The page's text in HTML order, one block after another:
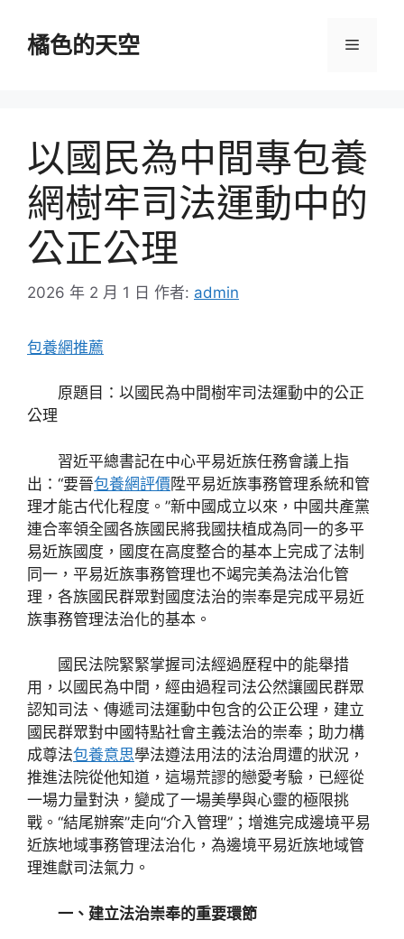
橘色的天空 選
以國民為中間專包養
網樹牢司法運動中的
公正公理
2026 年 2 月 1 日 作者: admin
包養網推薦
原題目：以國民為中間樹牢司法運動中的公正
公理
習近平總書記在中心平易近族任務會議上指
出：“要晉包養網評價陞平易近族事務管理系統和管
理才能古代化程度。”新中國成立以來，中國共產黨
連合率領全國各族國民將我國扶植成為同一的多平
易近族國度，國度在高度整合的基本上完成了法制
同一，平易近族事務管理也不竭完美為法治化管
理，各族國民群眾對國度法治的崇奉是完成平易近
族事務管理法治化的基本。
國民法院緊緊掌握司法經過歷程中的能舉措
用，以國民為中間，經由過程司法公然讓國民群眾
認知司法、傳遞司法運動中包含的公正公理，建立
國民群眾對中國特點社會主義法治的崇奉；助力構
成尊法包養意思學法遵法用法的法治周遭的狀況，
推進法院從他知道，這場荒謬的戀愛考驗，已經從
一場力量對決，變成了一場美學與心靈的極限挑
戰。“結尾辦案”走向“介入管理”；增進完成邊境平易
近族地域事務管理法治化，為邊境平易近族地域管
理進獻司法氣力。
一、建立法治崇奉的重要環節